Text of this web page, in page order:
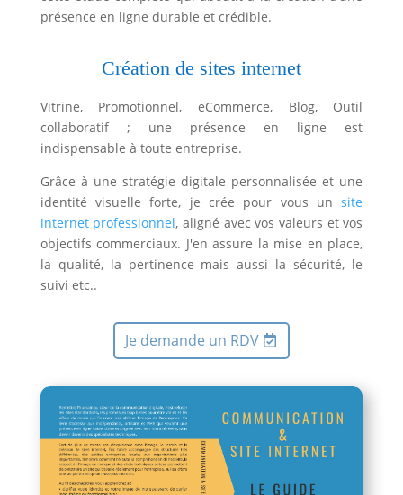
présence en ligne durable et crédible.
Création de sites internet
Vitrine, Promotionnel, eCommerce, Blog, Outil
collaboratif ; une présence en ligne est
indispensable à toute entreprise.
Grâce à une stratégie digitale personnalisée et une
identité visuelle forte, je crée pour vous unsite
internet professionnel, aligné avec vos valeurs et vos
objectifs commerciaux. J'en assure la mise en place,
la qualité, la pertinence mais aussi la sécurité, le
suivi etc..
Je demande un RDV